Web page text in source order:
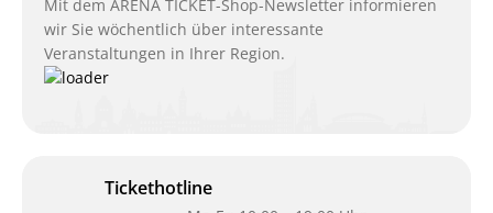
Mit dem ARENA TICKET-Shop-Newsletter informieren
wir Sie wöchentlich über interessante
Veranstaltungen in Ihrer Region.
Tickethotline